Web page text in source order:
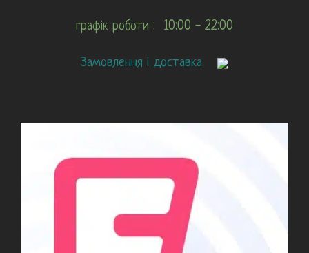
графік роботи : 10:00 - 22:00
Замовлення і доставка